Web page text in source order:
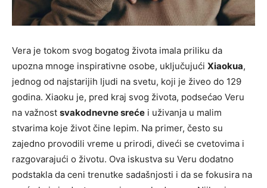
Vera je tokom svog bogatog života imala priliku da
upozna mnoge inspirativne osobe, uključujući Xiaokua,
jednog od najstarijih ljudi na svetu, koji je živeo do 129
godina. Xiaoku je, pred kraj svog života, podsećao Veru
na važnost svakodnevne sreće i uživanja u malim
stvarima koje život čine lepim. Na primer, često su
zajedno provodili vreme u prirodi, diveći se cvetovima i
razgovarajući o životu. Ova iskustva su Veru dodatno
podstakla da ceni trenutke sadašnjosti i da se fokusira na